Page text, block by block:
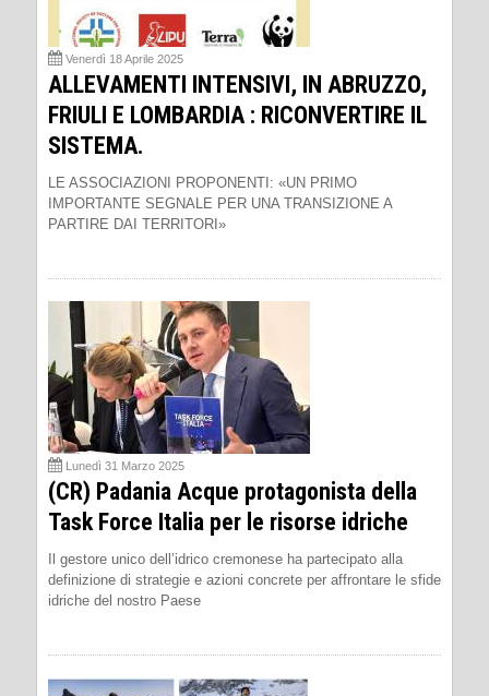
Venerdì 18 Aprile 2025
ALLEVAMENTI INTENSIVI, IN ABRUZZO,
FRIULI E LOMBARDIA : RICONVERTIRE IL
SISTEMA.
LE ASSOCIAZIONI PROPONENTI: «UN PRIMO
IMPORTANTE SEGNALE PER UNA TRANSIZIONE A
PARTIRE DAI TERRITORI»
Lunedì 31 Marzo 2025
(CR) Padania Acque protagonista della
Task Force Italia per le risorse idriche
Il gestore unico dell’idrico cremonese ha partecipato alla
definizione di strategie e azioni concrete per affrontare le sfide
idriche del nostro Paese